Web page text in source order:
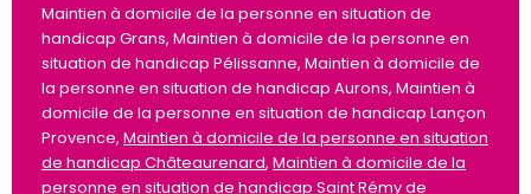
Maintien à domicile de la personne en situation de
handicap Grans, Maintien à domicile de la personne en
situation de handicap Pélissanne, Maintien à domicile de
la personne en situation de handicap Aurons, Maintien à
domicile de la personne en situation de handicap Lançon
Provence, Maintien à domicile de la personne en situation
de handicap Châteaurenard, Maintien à domicile de la
personne en situation de handicap Saint Rémy de